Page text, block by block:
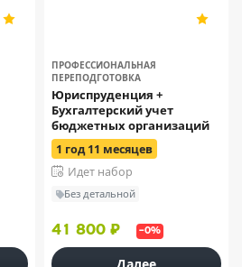
ПРОФЕССИОНАЛЬНАЯ
ПЕРЕПОДГОТОВКА
Юриспруденция +
Бухгалтерский учет
бюджетных организаций
1 год 11 месяцев
Идет набор
Без детальной
41 800 ₽ –0%